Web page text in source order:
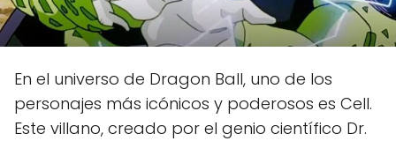
En el universo de Dragon Ball, uno de los
personajes más icónicos y poderosos es Cell.
Este villano, creado por el genio científico Dr.